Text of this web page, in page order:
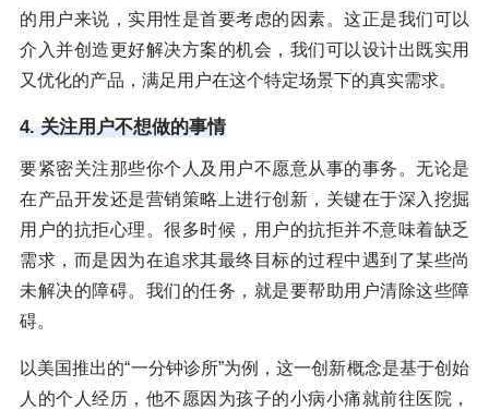
的用户来说，实用性是首要考虑的因素。这正是我们可以
介入并创造更好解决方案的机会，我们可以设计出既实用
又优化的产品，满足用户在这个特定场景下的真实需求。
4. 关注用户不想做的事情
要紧密关注那些你个人及用户不愿意从事的事务。无论是
在产品开发还是营销策略上进行创新，关键在于深入挖掘
用户的抗拒心理。很多时候，用户的抗拒并不意味着缺乏
需求，而是因为在追求其最终目标的过程中遇到了某些尚
未解决的障碍。我们的任务，就是要帮助用户清除这些障
碍。
以美国推出的“一分钟诊所”为例，这一创新概念是基于创始
人的个人经历，他不愿因为孩子的小病小痛就前往医院，